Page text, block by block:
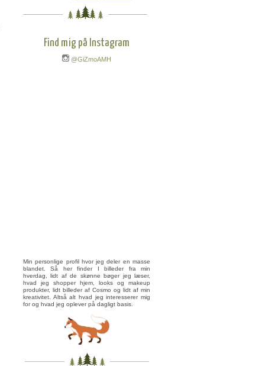
Find mig på Instagram
@GiZmoAMH
Min personlige profil hvor jeg deler en masse
blandet. Så her finder I billeder fra min
hverdag, lidt af de skønne bøger jeg læser,
hvad jeg shopper hjem, looks og makeup
produkter, lidt billeder af Cosmo og lidt af min
kreativitet. Altså alt hvad jeg interesserer mig
for og hvad jeg oplever på dagligt basis.